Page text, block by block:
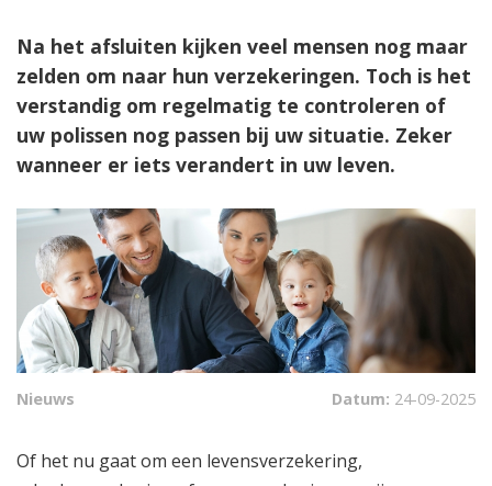
Na het afsluiten kijken veel mensen nog maar
zelden om naar hun verzekeringen. Toch is het
verstandig om regelmatig te controleren of
uw polissen nog passen bij uw situatie. Zeker
wanneer er iets verandert in uw leven.
Nieuws Datum: 24-09-2025
Of het nu gaat om een levensverzekering,